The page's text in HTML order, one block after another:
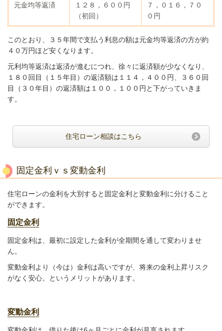
元金均等返済
１２８，６００円
（初回）
７，０１６，７０
０円
このとおり、３５年間で支払う利息の額は元金均等返済の方が約
４０万円ほど安くなります。
元利均等返済は返済が進むにつれ、徐々に返済額が少なくなり、
１８０回目（１５年目）の返済額は１１４，４００円、３６０回
目（３０年目）の返済額は１００，１００円と下がっていきま
す。
住宅ローン相談はこちら
固定金利ｖｓ変動金利
住宅ローンの金利を大別すると固定金利と変動金利に分けること
ができます。
固定金利
固定金利は、最初に設定した金利が全期間を通して変わりませ
ん。
変動金利より（今は）金利は高いですが、将来の金利上昇リスク
がなく安心。というメリットがあります。
変動金利